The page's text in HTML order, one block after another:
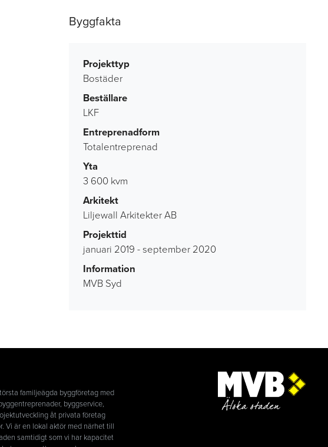
Byggfakta
Projekttyp
Bostäder
Beställare
LKF
Entreprenadform
Totalentreprenad
Yta
3 600 kvm
Arkitekt
Liljewall Arkitekter AB
Projekttid
januari 2019 - september 2020
Information
MVB Syd
familjeägda byggföretag med
byggservice,
åt privata företag
Vi är en lokal aktör med närhet till
samtidigt som vi har kapacitet